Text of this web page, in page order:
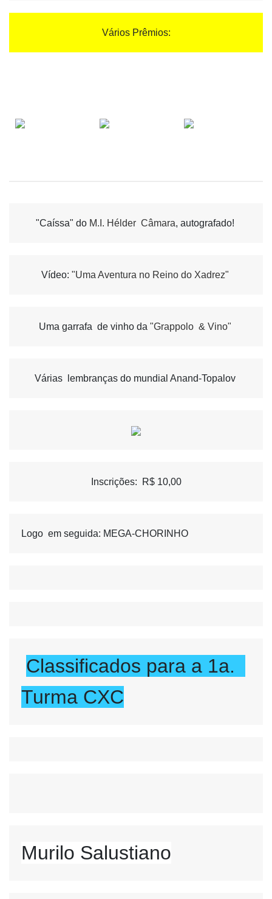
Vários Prêmios:
"Caíssa" do M.I. Hélder  Câmara, autografado!
Vídeo: "Uma Aventura no Reino do Xadrez"
Uma garrafa  de vinho da "Grappolo  & Vino"
Várias  lembranças do mundial Anand-Topalov
Inscrições:  R$ 10,00
Logo  em seguida: MEGA-CHORINHO
Classificados para a 1a.
Turma CXC
Murilo Salustiano